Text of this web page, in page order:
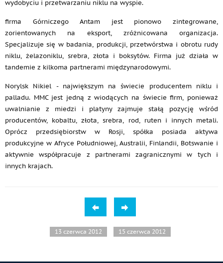
wydobyciu i przetwarzaniu niklu na wyspie.
firma Górniczego Antam jest pionowo zintegrowane,
zorientowanych na eksport, zróżnicowana organizacja.
Specjalizuje się w badania, produkcji, przetwórstwa i obrotu rudy
niklu, żelazoniklu, srebra, złota i boksytów. Firma już działa w
tandemie z kilkoma partnerami międzynarodowymi.
Norylsk Nikiel - największym na świecie producentem niklu i
palladu. MMC jest jedną z wiodących na świecie firm, ponieważ
uwalnianie z miedzi i platyny zajmuje stałą pozycję wśród
producentów, kobaltu, złota, srebra, rod, ruten i innych metali.
Oprócz przedsiębiorstw w Rosji, spółka posiada aktywa
produkcyjne w Afryce Południowej, Australii, Finlandii, Botswanie i
aktywnie współpracuje z partnerami zagranicznymi w tych i
innych krajach.
13 czerwca 2012 15 czerwca 2012